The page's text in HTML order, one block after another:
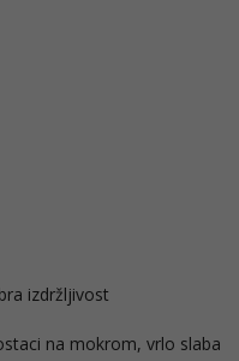
izdržljivost
na mokrom, vrlo slaba